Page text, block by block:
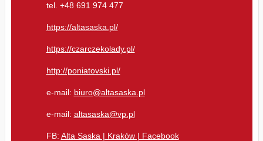
tel. +48 691 974 477
https://altasaska.pl/
https://czarczekolady.pl/
http://poniatovski.pl/
e-mail: biuro@altasaska.pl
e-mail: altasaska@vp.pl
FB: Alta Saska | Kraków | Facebook